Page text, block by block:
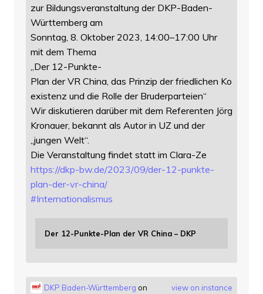
zur Bildungsveranstaltung der DKP-Baden-
Württemberg am
Sonntag, 8. Oktober 2023, 14:00–17:00 Uhr
mit dem Thema
„Der 12-Punkte-
Plan der VR China, das Prinzip der friedlichen Ko
existenz und die Rolle der Bruderparteien“
Wir diskutieren darüber mit dem Referenten Jörg
Kronauer, bekannt als Autor in UZ und der
„jungen Welt“.
Die Veranstaltung findet statt im Clara-Ze
https://dkp-bw.de/2023/09/der-12-punkte-
plan-der-vr-china/
#Internationalismus
Der 12-Punkte-Plan der VR China – DKP
view on instance
DKP Baden-Württemberg on